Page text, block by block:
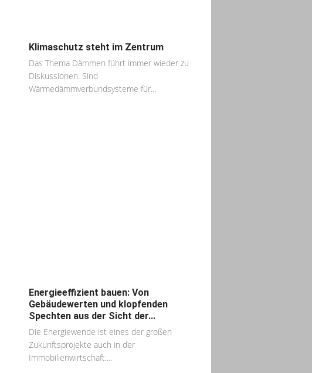
Klimaschutz steht im Zentrum
Das Thema Dämmen führt immer wieder zu
Diskussionen. Sind
Wärmedämmverbundsysteme für...
Energieeffizient bauen: Von
Gebäudewerten und klopfenden
Spechten aus der Sicht der...
Die Energiewende ist eines der großen
Zukunftsprojekte auch in der
Immobilienwirtschaft....